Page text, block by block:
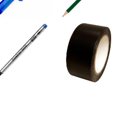
Ruột bút
Montblanc
fineliner xanh
Băng keo si
đen 5cm